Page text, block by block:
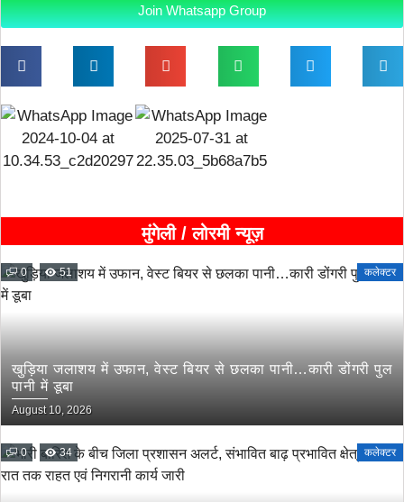
Join Whatsapp Group
मुंगेली / लोरमी न्यूज़
0 51 कलेक्टर
खुड़िया जलाशय में उफान, वेस्ट बियर से छलका पानी…कारी डोंगरी पुल
पानी में डूबा
August 10, 2026
0 34 कलेक्टर